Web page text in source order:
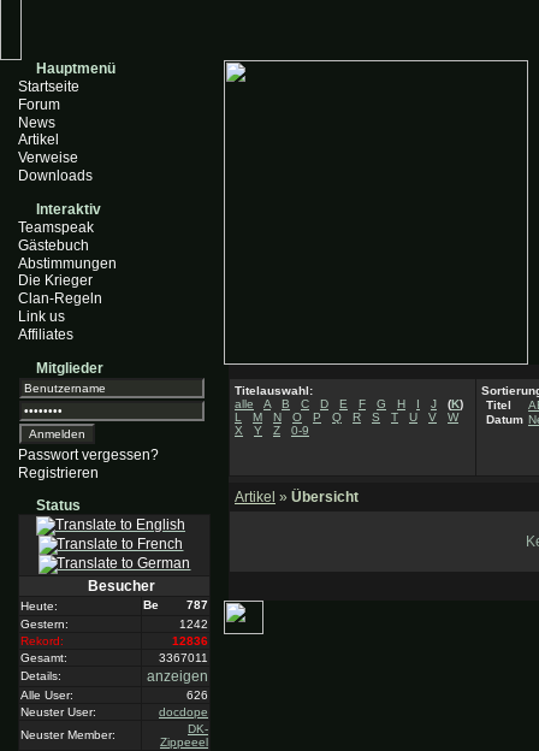
Hauptmenü
Startseite
Forum
News
Artikel
Verweise
Downloads
Interaktiv
Teamspeak
Gästebuch
Abstimmungen
Die Krieger
Clan-Regeln
Link us
Affiliates
Mitglieder
Passwort vergessen?
Registrieren
Status
Besucher
Heute:
787
Gestern:
1242
Rekord:
12836
Gesamt:
3367011
Details:
anzeigen
Alle User:
626
Neuster User:
docdope
Neuster Member:
DK-
Zippeeel
Titelauswahl:
alle
A B C D E F G H I J (K)
L
M N O P Q R S T U V
W
X
Y Z 0-9
Titel
Datum
Artikel » Übersicht